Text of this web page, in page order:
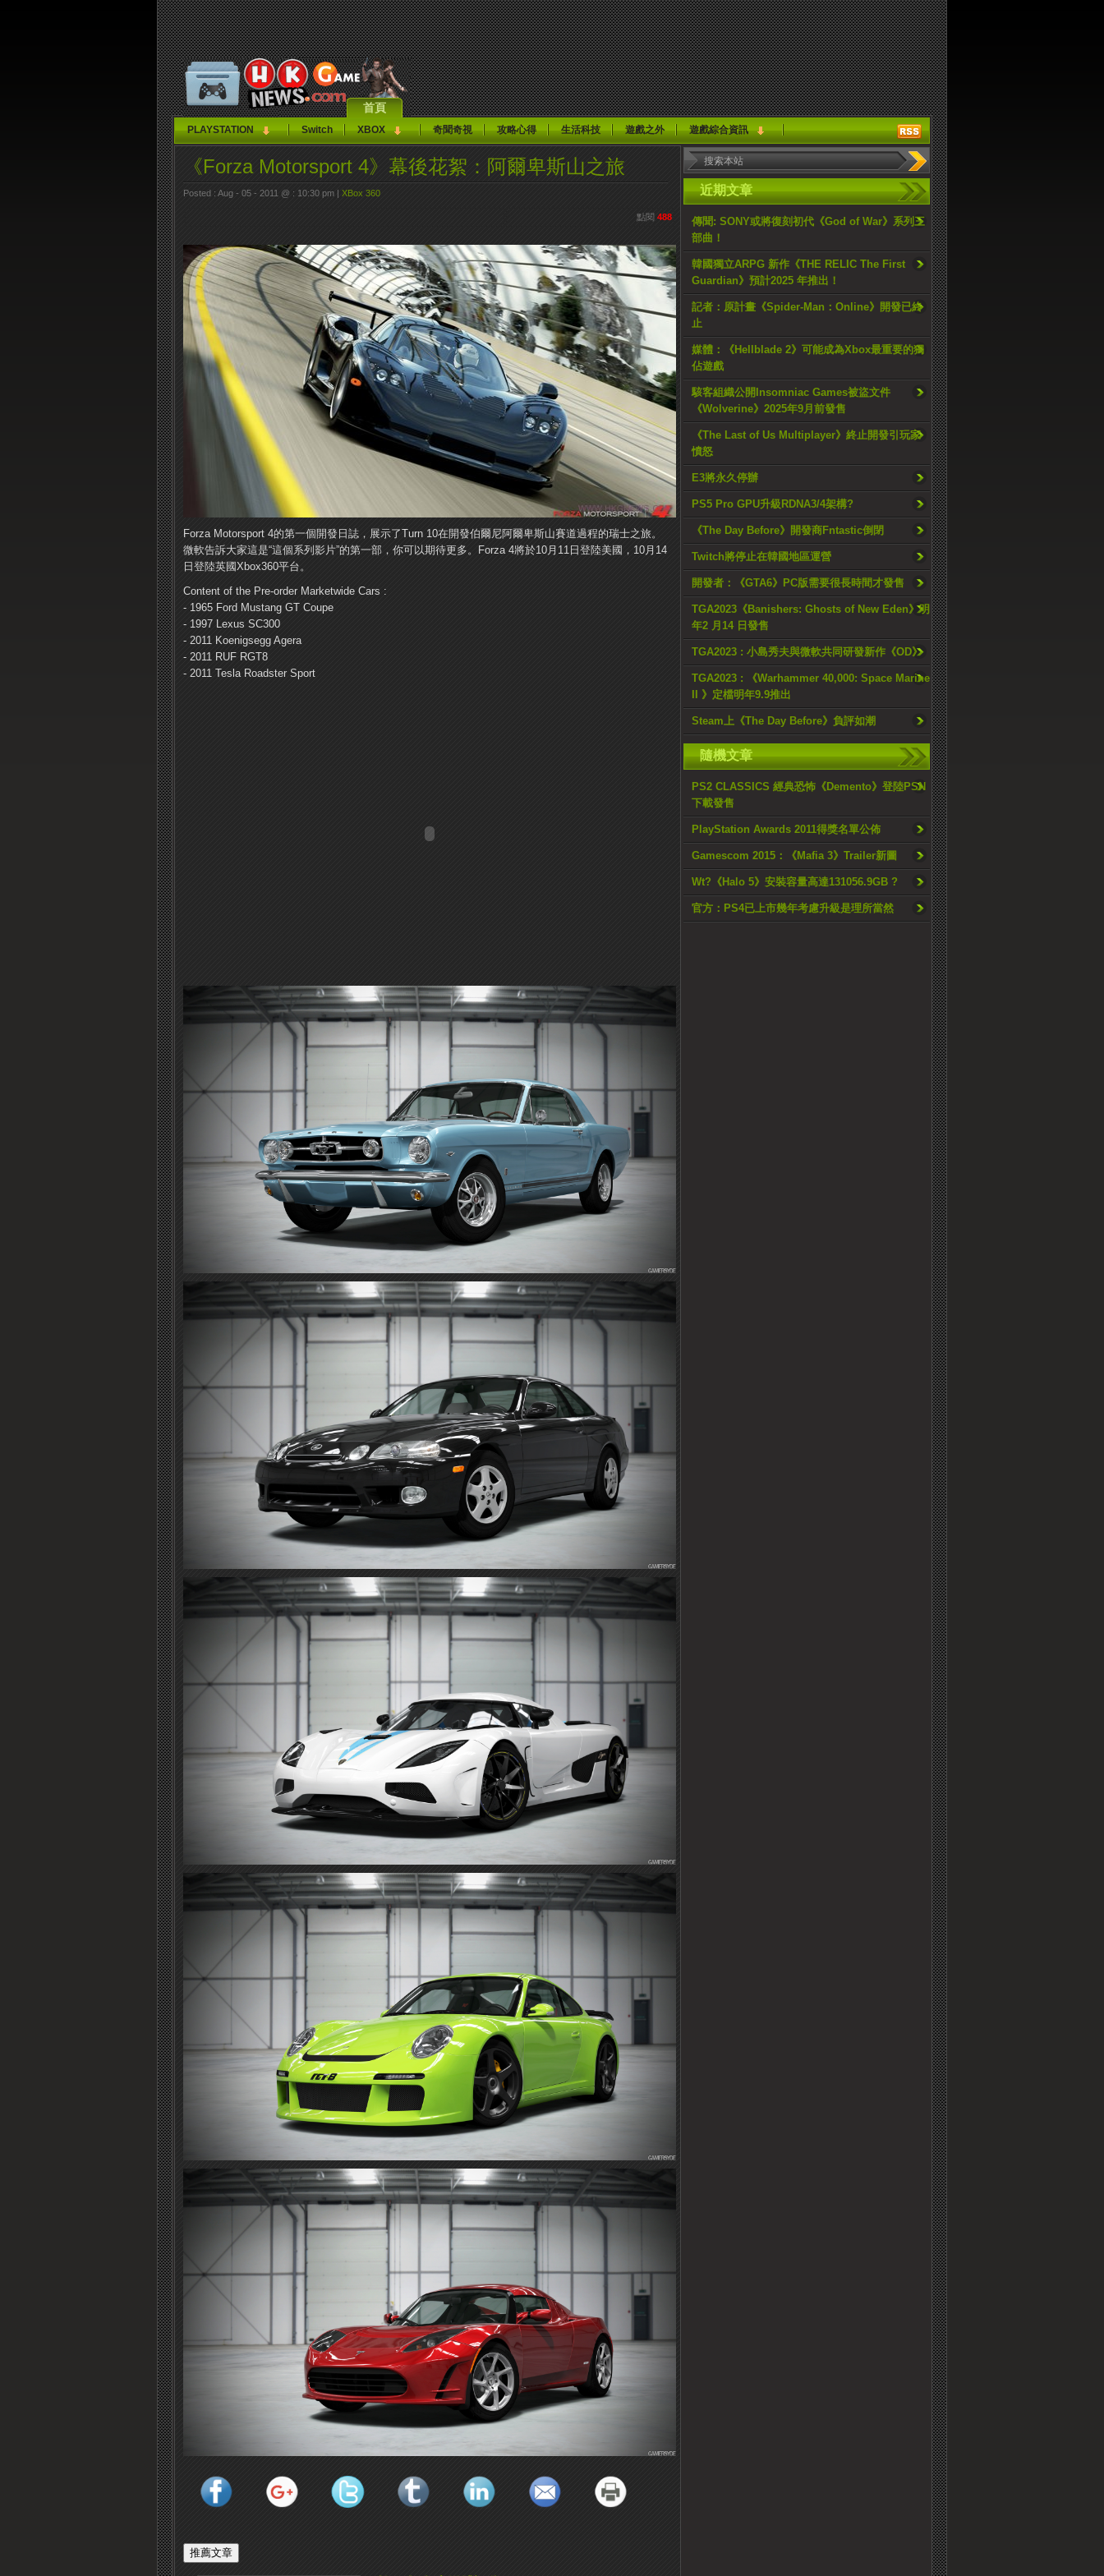
首頁
PLAYSTATION Switch XBOX 奇聞奇視 攻略心得 生活科技 遊戲之外 遊戲綜合資訊
近期文章
傳聞: SONY或將復刻初代《God of War》系列三
部曲！
韓國獨立ARPG 新作《THE RELIC The First
Guardian》預計2025 年推出！
記者：原計畫《Spider-Man：Online》開發已終
止
媒體：《Hellblade 2》可能成為Xbox最重要的獨
佔遊戲
駭客組織公開Insomniac Games被盜文件
《Wolverine》2025年9月前發售
《The Last of Us Multiplayer》終止開發引玩家
憤怒
E3將永久停辦
PS5 Pro GPU升級RDNA3/4架構?
《The Day Before》開發商Fntastic倒閉
Twitch將停止在韓國地區運營
開發者：《GTA6》PC版需要很長時間才發售
TGA2023《Banishers: Ghosts of New Eden》明
年2 月14 日發售
TGA2023 : 小島秀夫與微軟共同研發新作《OD》
TGA2023 : 《Warhammer 40,000: Space Marine
II 》定檔明年9.9推出
Steam上《The Day Before》負評如潮
隨機文章
PS2 CLASSICS 經典恐怖《Demento》登陸PSN
下載發售
PlayStation Awards 2011得獎名單公佈
Gamescom 2015：《Mafia 3》Trailer新圖
Wt?《Halo 5》安裝容量高達131056.9GB ?
官方：PS4已上市幾年考慮升級是理所當然
《Forza Motorsport 4》幕後花絮：阿爾卑斯山之旅
Posted : Aug - 05 - 2011 @ : 10:30 pm | XBox 360
點閱 488
Forza Motorsport 4的第一個開發日誌，展示了Turn 10在開發伯爾尼阿爾卑斯山賽道過程的瑞士之旅。
微軟告訴大家這是“這個系列影片”的第一部，你可以期待更多。
Forza 4將於10月11日登陸美國，10月14
日登陸英國Xbox360平台。
Content of the Pre-order Marketwide Cars :
- 1965 Ford Mustang GT Coupe
- 1997 Lexus SC300
- 2011 Koenigsegg Agera
- 2011 RUF RGT8
- 2011 Tesla Roadster Sport